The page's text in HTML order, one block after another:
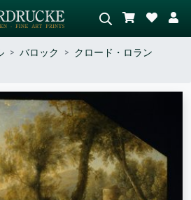
検索
、北
シーンを説明してください – 例：
緑の草原、赤の多い抽象画、暗い
油絵、木のそばの立ち姿のヌー
ド。
バロック
クロード・ロラン